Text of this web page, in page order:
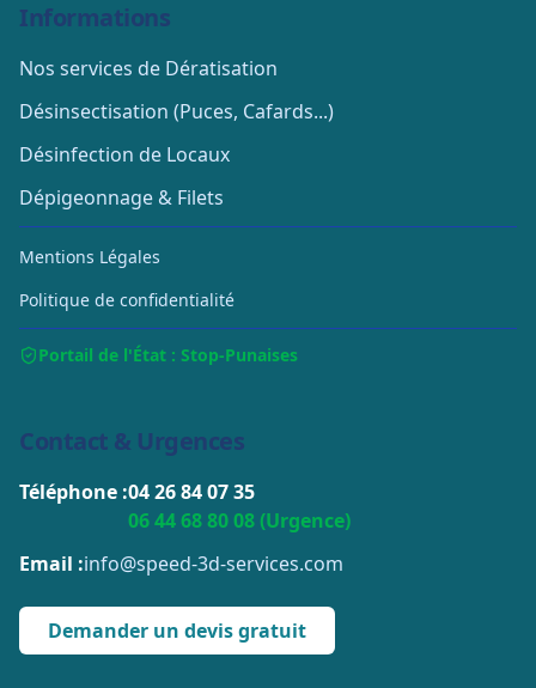
Informations
Nos services de Dératisation
Désinsectisation (Puces, Cafards...)
Désinfection de Locaux
Dépigeonnage & Filets
Mentions Légales
Politique de confidentialité
Portail de l'État : Stop-Punaises
Contact & Urgences
Téléphone :04 26 84 07 35
06 44 68 80 08 (Urgence)
Email :info@speed-3d-services.com
Demander un devis gratuit